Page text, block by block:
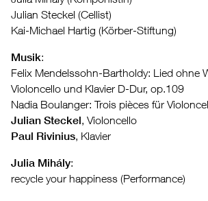
Julian Steckel (Cellist)
Kai-Michael Hartig (Körber-Stiftung)
Musik:
Felix Mendelssohn-Bartholdy: Lied ohne
Violoncello und Klavier D-Dur, op.109
Nadia Boulanger: Trois pièces für
Julian Steckel, Violoncello
Paul Rivinius, Klavier
Julia Mihály:
recycle your happiness (Performance)